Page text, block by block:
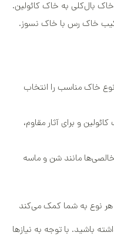
بال‌کلی به خاک کائولین.
خاک رس با خاک نسوز.
خاک مناسب را انتخاب
و برای آثار مقاوم،
مانند شن و ماسه
نوع به شما کمک می‌کند
باشید. با توجه به نیازها